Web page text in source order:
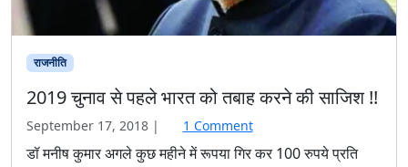
ज़
भी
राजनीति
2019 चुनाव से पहले भारत को तबाह करने की साजिश !!
September 17, 2018 | 1 Commento
2
डॉ मनीष कुमार अगले कुछ महीने में रूपया गिर कर 100 रुपये प्रति